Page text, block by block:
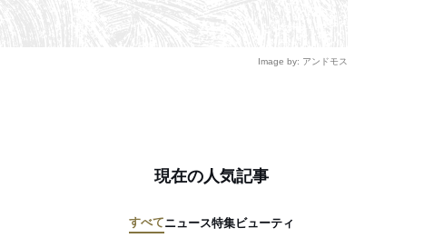
Image by: アンドモス
現在の人気記事
すべてニュース特集ビューティ